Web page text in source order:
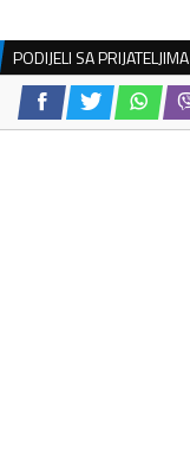
PODIJELI SA PRIJATELJIMA